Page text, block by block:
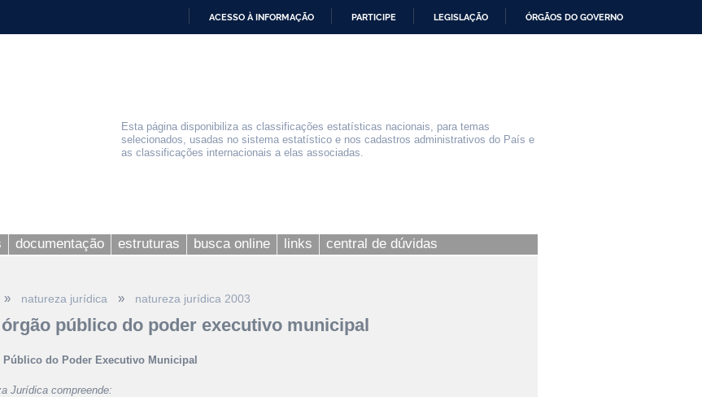
ACESSO À INFORMAÇÃO PARTICIPE LEGISLAÇÃO ÓRGÃOS DO GOVERNO
Esta página disponibiliza as classificações estatísticas nacionais, para temas
selecionados, usadas no sistema estatístico e nos cadastros administrativos do País e
as classificações internacionais a elas associadas.
documentação estruturas busca online links central de dúvidas
» natureza jurídica » natureza jurídica 2003
órgão público do poder executivo municipal
Público do Poder Executivo Municipal
Jurídica compreende: